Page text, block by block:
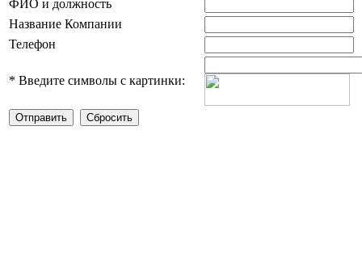
ФИО и должность
Название Компании
Телефон
* Введите символы с картинки: